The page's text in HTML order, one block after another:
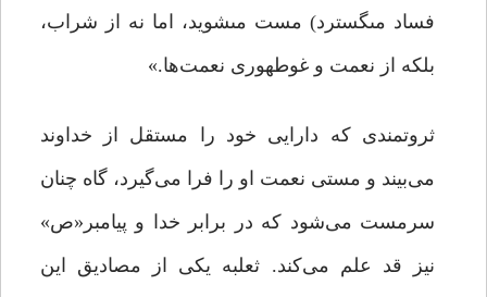
فساد مى‏گسترد) مست مى‏شوید، اما نه از شراب،
بلکه از نعمت و غوطه‏ورى نعمت‌ها.»
ثروتمندی که دارایی خود را مستقل از خداوند
می‌بیند و مستی نعمت او را فرا می‌گیرد،‏ گاه چنان
سرمست می‌شود که در برابر خدا و پیامبر«ص»
نیز قد علم می‌کند. ثعلبه یکی از مصادیق این